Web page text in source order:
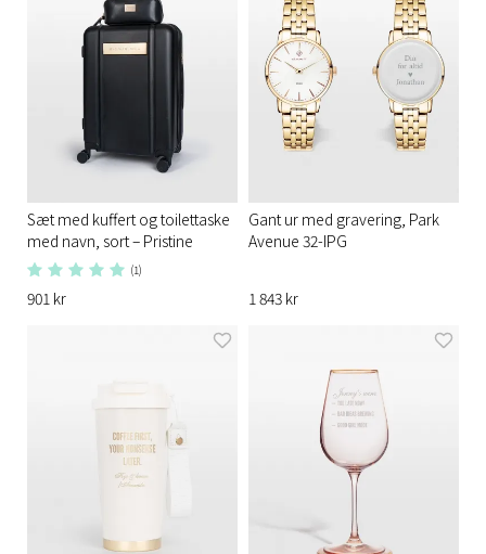
Sæt med kuffert og toilettaske
med navn, sort – Pristine
(1)
901 kr
Gant ur med gravering, Park
Avenue 32-IPG
1 843 kr